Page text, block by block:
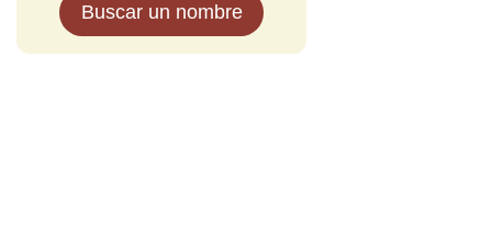
Buscar un nombre